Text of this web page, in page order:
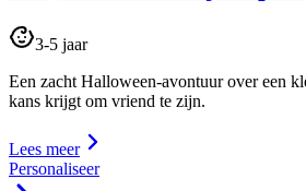
3-5 jaar
Een zacht Halloween-avontuur over een
kans krijgt om vriend te zijn.
Lees meer
Personaliseer